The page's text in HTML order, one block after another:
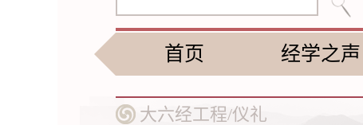
首页 经学之声
大六经工程/仪礼